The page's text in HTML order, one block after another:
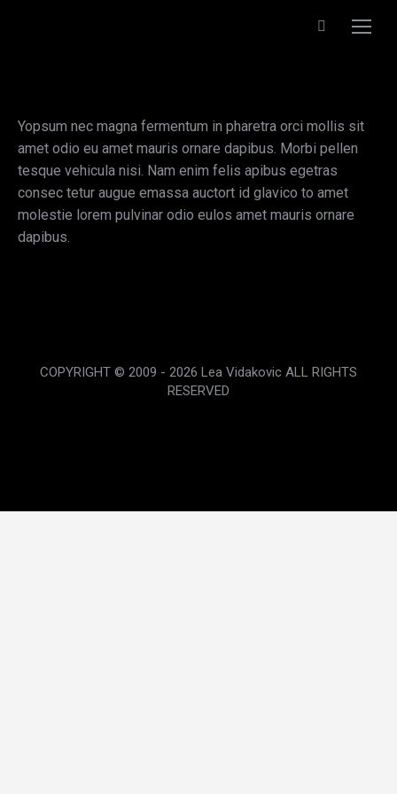
Search:
Yopsum nec magna fermentum in pharetra orci mollis sit
amet odio eu amet mauris ornare dapibus. Morbi pellen
tesque vehicula nisi. Nam enim felis apibus egetras
consec tetur augue emassa auctort id glavico to amet
molestie lorem pulvinar odio eulos amet mauris ornare
dapibus.
COPYRIGHT © 2009 - 2026 Lea Vidakovic ALL RIGHTS
RESERVED